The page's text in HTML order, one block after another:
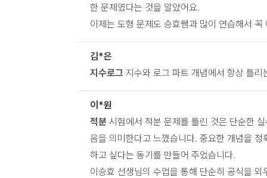
한 문제였다는 것을 알았어요.
이제는 도형 문제도 승효쌤과 많이 연습해서
김*은
지수로그 지수와 로그 파트 개념에서 항상 틀
이*원
적분 시험에서 적분 문제를 틀린 것은 단순한
음을 의미한다고 느꼈습니다. 중요한 개념을
하고 싶다는 동기를 만들어 주었습니다.
이승효 선생님의 수업을 통해 단순히 공식을